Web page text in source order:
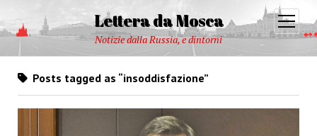
Lettera da Mosca
Notizie dalla Russia, e dintorni
open
menu
Posts tagged as “insoddisfazione”